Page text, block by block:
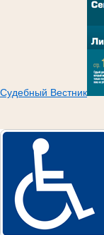
Судебный Вестник